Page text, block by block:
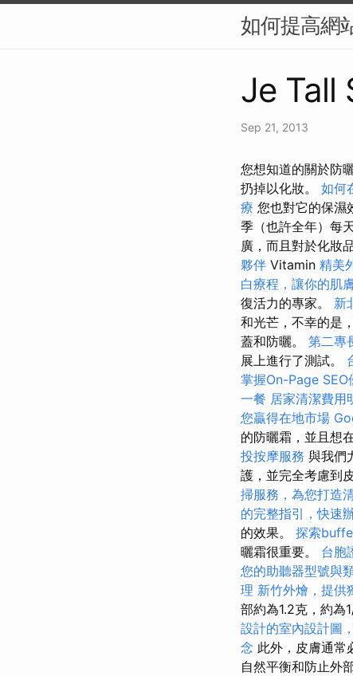
如何提高網
Je Tall
Sep 21, 2013
您想知道的關於防
扔掉以化妝。 如何
療 您也對它的保濕
季（也許全年）每
廣，而且對於化妝
夥伴 Vitamin 精美
白療程，讓你的肌
復活力的專家。 新
和光芒，不幸的是
蓋和防曬。 第二專
展上進行了測試。
掌握On-Page SEO
一餐 居家清潔費用
您贏得在地市場
的防曬霜，並且想
投按摩服務 與我們
護，並完全考慮到
掃服務，為您打造
的完整指引，快速
的效果。 探索
曬霜很重要。 台胞
您的助聽器型號與
理 新竹外燴，提供
部約為1.2克，約為
設計的室內設計圖
念 此外，皮膚通常
自然平衡和防止外